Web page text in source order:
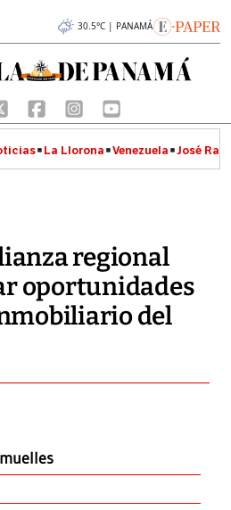
30.5°C | PANAMÁ
La Llorona Venezuela José
regional
oportunidades
del